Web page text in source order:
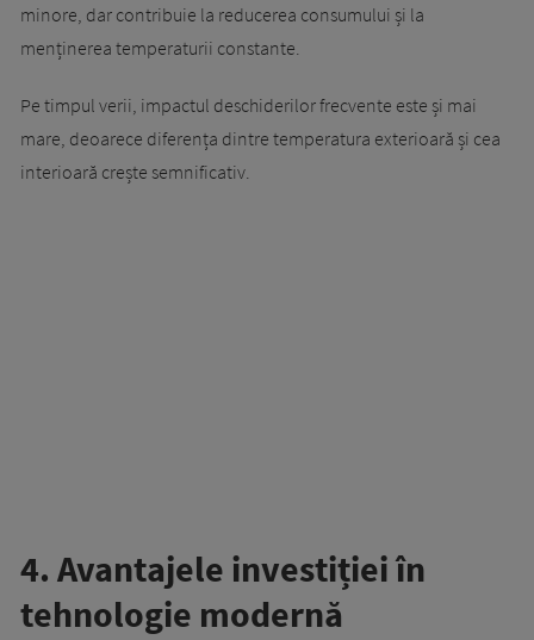
minore, dar contribuie la reducerea consumului și la
menținerea temperaturii constante.
Pe timpul verii, impactul deschiderilor frecvente este și mai
mare, deoarece diferența dintre temperatura exterioară și cea
interioară crește semnificativ.
4. Avantajele investiției în
tehnologie modernă